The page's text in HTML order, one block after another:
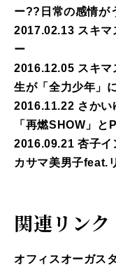
ー??日常の感情が
2017.02.13 スキ
ー
2016.12.05 スキ
生が「全力少年」
2016.11.22 さか
「再燃SHOW」
2016.09.21 杏子
カサマ美男子feat.
関連リンク
オフィスオーガスタ